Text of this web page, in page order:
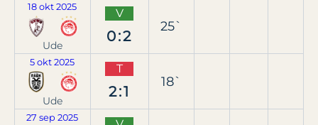
18 okt 2025
Ude
V
0:2
25`
5 okt 2025
Ude
T
2:1
18`
27 sep 2025